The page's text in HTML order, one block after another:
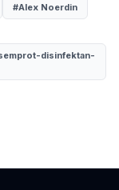
#Alex Noerdin
disinfektan-